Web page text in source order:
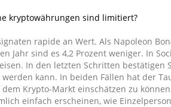
kryptowährungen sind limitiert?
rapide an Wert. Als Napoleon
Jahr sind es 4,2 Prozent weniger. In
In den letzten Schritten bestätigen
kann. In beiden Fällen hat der
Krypto-Markt einschätzen zu
einfach erscheinen, wie